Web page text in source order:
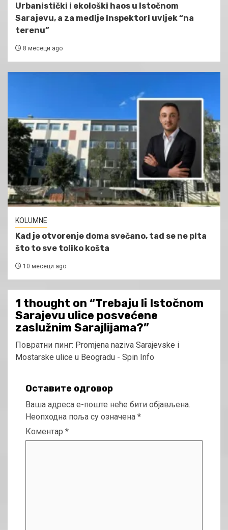
Urbanistički i ekološki haos u Istočnom
Sarajevu, a za medije inspektori uvijek “na
terenu”
8 месеци ago
KOLUMNE
Kad je otvorenje doma svečano, tad se ne pita
što to sve toliko košta
10 месеци ago
1 thought on “Trebaju li Istočnom
Sarajevu ulice posvećene
zaslužnim Sarajlijama?”
Повратни пинг: Promjena naziva Sarajevske i
Mostarske ulice u Beogradu - Spin Info
Оставите одговор
Ваша адреса е-поште неће бити објављена.
Неопходна поља су означена *
Коментар *